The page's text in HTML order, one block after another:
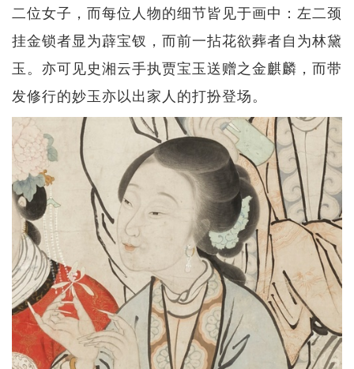
二位女子，而每位人物的细节皆见于画中：左二颈
挂金锁者显为薜宝钗，而前一拈花欲葬者自为林黛
玉。亦可见史湘云手执贾宝玉送赠之金麒麟，而带
发修行的妙玉亦以出家人的打扮登场。